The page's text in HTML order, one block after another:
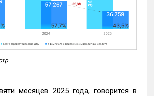
месяцев 2025 года, говорится в